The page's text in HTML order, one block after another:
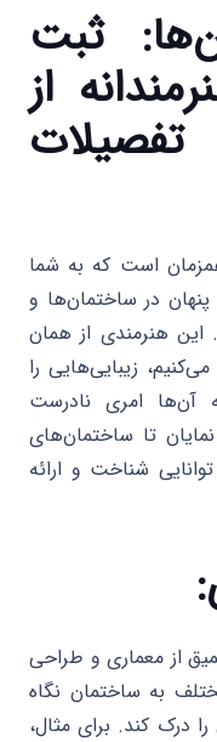
ثبت
از
است که به شما
در ساختمان‌ها و
این هنرمندی از همان
زیبایی‌هایی را
آن‌ها امری نادرست
تا ساختمان‌های
شناخت و ارائه
از معماری و طراحی
به ساختمان نگاه
درک کند. برای مثال،